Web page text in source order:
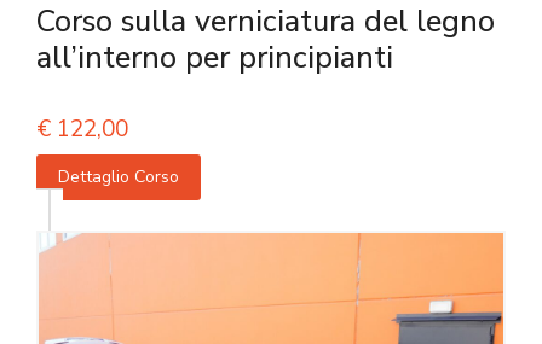
Corso sulla verniciatura del legno
all’interno per principianti
€ 122,00
Dettaglio Corso